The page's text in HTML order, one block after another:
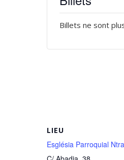
LIEU
Església Parroquial
Billets ne sont